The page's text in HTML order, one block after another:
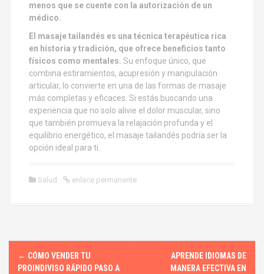
menos que se cuente con la autorización de un
médico.
El masaje tailandés es una técnica terapéutica rica
en historia y tradición, que ofrece beneficios tanto
físicos como mentales. Su enfoque único, que
combina estiramientos, acupresión y manipulación
articular, lo convierte en una de las formas de masaje
más completas y eficaces. Si estás buscando una
experiencia que no solo alivie el dolor muscular, sino
que también promueva la relajación profunda y el
equilibrio energético, el masaje tailandés podría ser la
opción ideal para ti.
Salud enlace permanente
N← CÓMO VENDER TU
PROINDIVISO RÁPIDO PASO A
APRENDE IDIOMAS DE
MANERA EFECTIVA EN